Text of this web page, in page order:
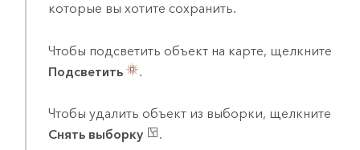
которые вы хотите сохранить.
Чтобы подсветить объект на карте, щелкните
Подсветить
.
Чтобы удалить объект из выборки, щелкните
Снять выборку
.